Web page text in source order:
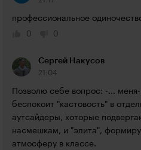
профессиональное
0
0
Сергей Накусов
21:04
Позволю себе вопрос: -...
беспокоит "кастовость" в
аутсайдеры, которые
насмешкам, и "элита",
атмосферу в классе.